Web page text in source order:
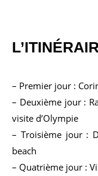
– Premier jour :
– Deuxième jour :
visite d’Olympie
– Troisième jour :
beach
– Quatrième jour :